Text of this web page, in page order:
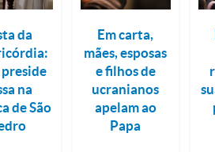
da
preside
na
de São
Em carta,
mães, esposas
e filhos de
ucranianos
apelam ao
Papa